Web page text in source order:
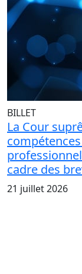
BILLET
La Cour
cadre des
21 juillet 2026